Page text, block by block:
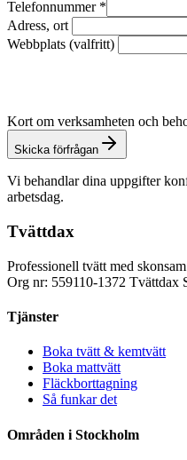
Telefonnummer *
Adress, ort
Webbplats (valfritt)
Kort om verksamheten och
Skicka förfrågan
Vi behandlar dina uppgifter
arbetsdag.
Tvättdax
Professionell tvätt med
Org nr: 559110-1372 Tvättdax
Tjänster
Boka tvätt & kemtvätt
Boka mattvätt
Fläckborttagning
Så funkar det
Områden i Stockholm